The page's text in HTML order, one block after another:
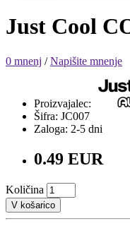
Just Cool
0 mnenj /Napišite mnenje
Proizvajalec:
Šifra: JC007
Zaloga: 2-5 dni
0.49 EUR
Količina
V košarico